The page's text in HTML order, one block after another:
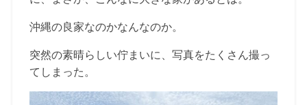
沖縄の良家なのかなんなのか。
突然の素晴らしい佇まいに、写真をたくさん撮っ
てしまった。